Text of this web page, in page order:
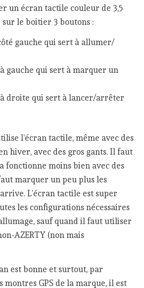
un écran tactile couleur de 3,5
sur le boitier 3 boutons :
gauche qui sert à allumer/
gauche qui sert à marquer un
droite qui sert à lancer/arrêter
l’écran tactile, même avec des
hiver, avec des gros gants. Il faut
fonctionne moins bien avec des
marquer un peu plus les
L’écran tactile est super
les configurations nécessaires
sauf quand il faut utiliser
AZERTY (non mais
est bonne et surtout, par
montres GPS de la marque, il est